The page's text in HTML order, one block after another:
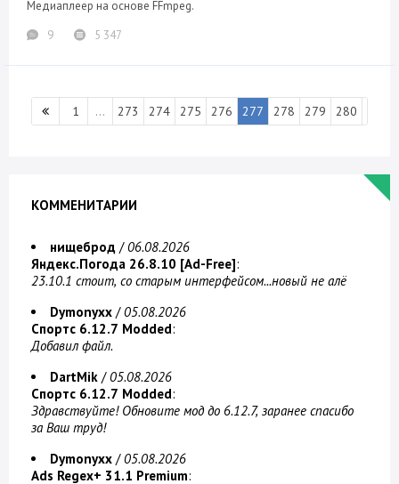
Медиаплеер на основе FFmpeg.
9
5 347
1 ... 273 274 275 276 277 278 279 280
КОММЕНИТАРИИ
нищеброд /06.08.2026
Яндекс.Погода 26.8.10 [Ad-Free]:
23.10.1 стоит, со старым интерфейсом...новый не алё
Dymonyxx /05.08.2026
Спортс 6.12.7 Modded:
Добавил файл.
DartMik /05.08.2026
Спортс 6.12.7 Modded:
Здравствуйте! Обновите мод до 6.12.7, заранее спасибо
за Ваш труд!
Dymonyxx /05.08.2026
Ads Regex+ 31.1 Premium: